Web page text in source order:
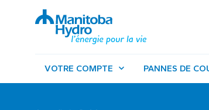
VOTRE COMPTE PANNES DE